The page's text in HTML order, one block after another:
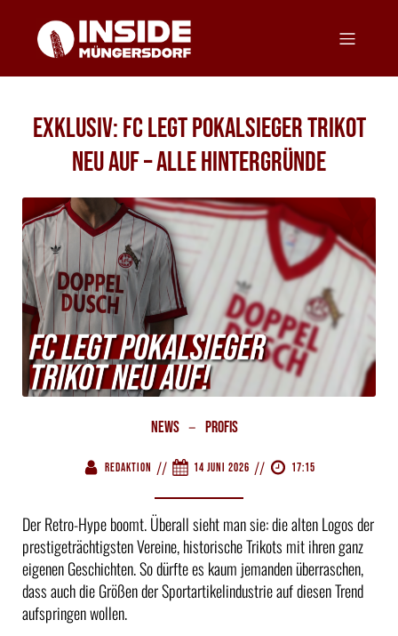
EXKLUSIV: FC legt Pokalsieger Trikot
neu auf – Alle Hintergründe
News – Profis
Redaktion // 14 Juni 2026 // 17:15
Der Retro-Hype boomt. Überall sieht man sie: die alten Logos der
prestigeträchtigsten Vereine, historische Trikots mit ihren ganz
eigenen Geschichten. So dürfte es kaum jemanden überraschen,
dass auch die Größen der Sportartikelindustrie auf diesen Trend
aufspringen wollen.